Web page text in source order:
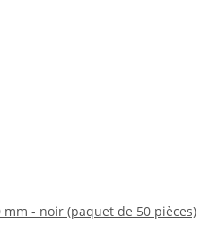
mm - noir (paquet de 50 pièces)